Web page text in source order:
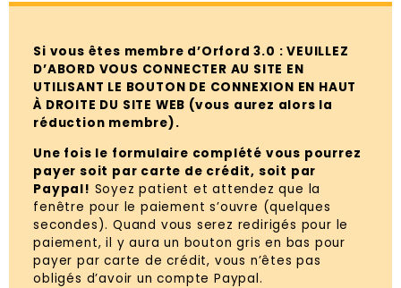
Si vous êtes membre d’Orford 3.0 : VEUILLEZ
D’ABORD VOUS CONNECTER AU SITE EN
UTILISANT LE BOUTON DE CONNEXION EN HAUT
À DROITE DU SITE WEB (vous aurez alors la
réduction membre).
Une fois le formulaire complété vous pourrez
payer soit par carte de crédit, soit par
Paypal! Soyez patient et attendez que la
fenêtre pour le paiement s’ouvre (quelques
secondes). Quand vous serez redirigés pour le
paiement, il y aura un bouton gris en bas pour
payer par carte de crédit, vous n’êtes pas
obligés d’avoir un compte Paypal.